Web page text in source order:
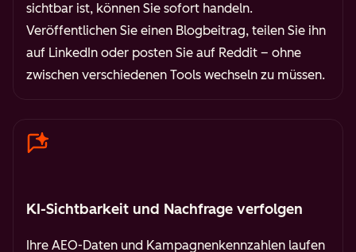
sichtbar ist, können Sie sofort handeln.
Veröffentlichen Sie einen Blogbeitrag, teilen Sie ihn
auf LinkedIn oder posten Sie auf Reddit – ohne
zwischen verschiedenen Tools wechseln zu müssen.
KI-Sichtbarkeit und Nachfrage verfolgen
Ihre AEO-Daten und Kampagnenkennzahlen laufen